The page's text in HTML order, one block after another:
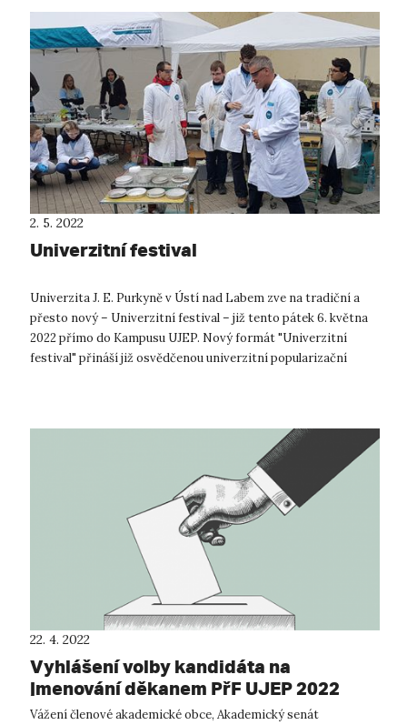
2. 5. 2022
Univerzitní festival
Univerzita J. E. Purkyně v Ústí nad Labem zve na tradiční a
přesto nový – Univerzitní festival – již tento pátek 6. května
2022 přímo do Kampusu UJEP. Nový formát "Univerzitní
festival" přináší již osvědčenou univerzitní popularizační
22. 4. 2022
Vyhlášení volby kandidáta na
jmenování děkanem PřF UJEP 2022
Vážení členové akademické obce, Akademický senát